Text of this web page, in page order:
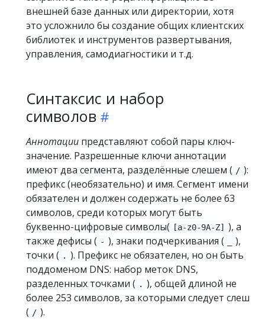
внешней базе данных или директории, хотя
это усложнило бы создание общих клиентских
библиотек и инструментов развертывания,
управления, самодиагностики и т.д.
Синтаксис и набор
символов
Аннотации представляют собой пары ключ-
значение. Разрешенные ключи аннотации
имеют два сегмента, разделённые слешем ( / ):
префикс (необязательно) и имя. Сегмент имени
обязателен и должен содержать не более 63
символов, среди которых могут быть
буквенно-цифровые символы(
[a-z0-9A-Z]
), а
также дефисы ( - ), знаки подчеркивания (
),
точки ( . ). Префикс не обязателен, но он быть
поддоменом DNS: набор меток DNS,
разделенных точками ( . ), общей длиной не
более 253 символов, за которыми следует слеш
( / ).